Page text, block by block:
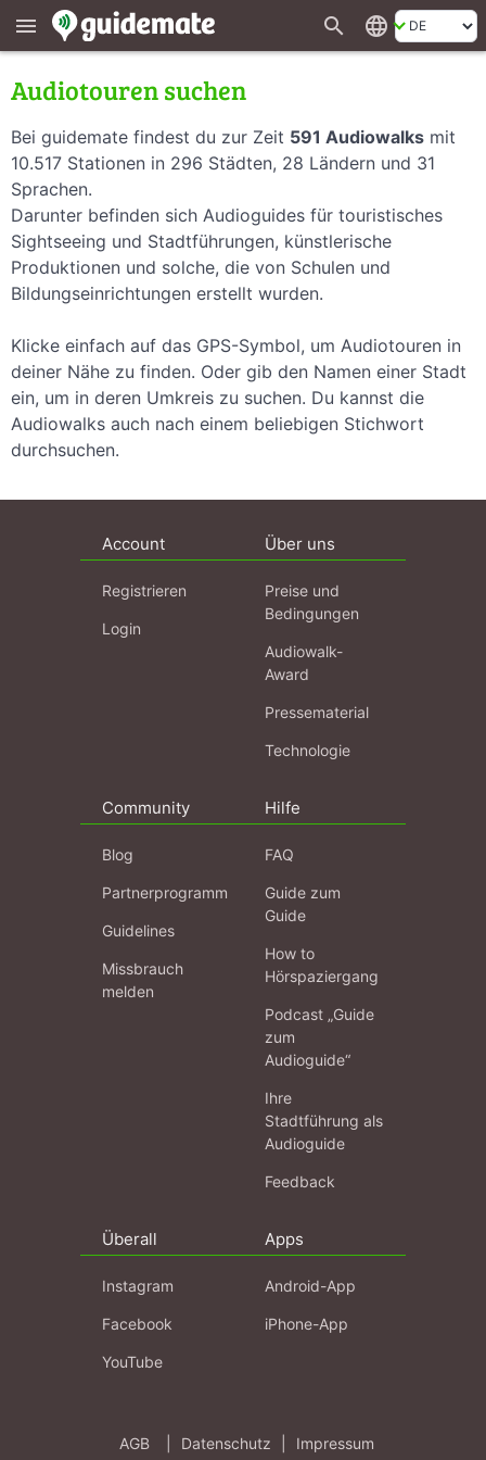
menu search language
Audiotouren suchen
Bei guidemate findest du zur Zeit 591 Audiowalks mit
10.517 Stationen in 296 Städten, 28 Ländern und 31
Sprachen.
Darunter befinden sich Audioguides für touristisches
Sightseeing und Stadtführungen, künstlerische
Produktionen und solche, die von Schulen und
Bildungseinrichtungen erstellt wurden.
Klicke einfach auf das GPS-Symbol, um Audiotouren in
deiner Nähe zu finden. Oder gib den Namen einer Stadt
ein, um in deren Umkreis zu suchen. Du kannst die
Audiowalks auch nach einem beliebigen Stichwort
durchsuchen.
Account
Registrieren
Login
Über uns
Preise und
Bedingungen
Audiowalk-
Award
Pressematerial
Technologie
Community
Blog
Partnerprogramm
Guidelines
Missbrauch
melden
Hilfe
FAQ
Guide zum
Guide
How to
Hörspaziergang
Podcast „Guide
zum
Audioguide“
Ihre
Stadtführung als
Audioguide
Feedback
Überall
Instagram
Facebook
YouTube
Apps
Android-App
iPhone-App
AGB Datenschutz Impressum